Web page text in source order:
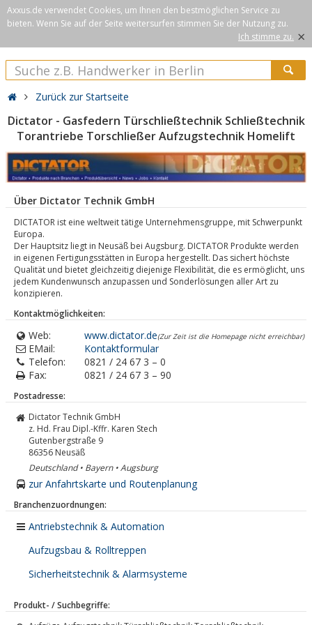
Axxus.de verwendet Cookies, um Ihnen den bestmöglichen Service zu
bieten. Wenn Sie auf der Seite weitersurfen stimmen Sie der Nutzung zu.
Ich stimme zu. ×
Zurück zur Startseite
Dictator - Gasfedern Türschließtechnik Schließtechnik
Torantriebe Torschließer Aufzugstechnik Homelift
Über Dictator Technik GmbH
DICTATOR ist eine weltweit tätige Unternehmensgruppe, mit Schwerpunkt
Europa.
Der Hauptsitz liegt in Neusäß bei Augsburg. DICTATOR Produkte werden
in eigenen Fertigungsstätten in Europa hergestellt. Das sichert höchste
Qualität und bietet gleichzeitig diejenige Flexibilität, die es ermöglicht, uns
jedem Kundenwunsch anzupassen und Sonderlösungen aller Art zu
konzipieren.
Kontaktmöglichkeiten:
Web: www.dictator.de(Zur Zeit ist die Homepage nicht erreichbar)
EMail:
Kontaktformular
Telefon:
0821 / 24 67 3 – 0
Fax:
0821 / 24 67 3 – 90
Postadresse:
Dictator Technik GmbH
z. Hd. Frau Dipl.-Kffr. Karen Stech
Gutenbergstraße 9
86356 Neusäß
Deutschland • Bayern • Augsburg
zur Anfahrtskarte und Routenplanung
Branchenzuordnungen:
Antriebstechnik & Automation
Aufzugsbau & Rolltreppen
Sicherheitstechnik & Alarmsysteme
Produkt- / Suchbegriffe: